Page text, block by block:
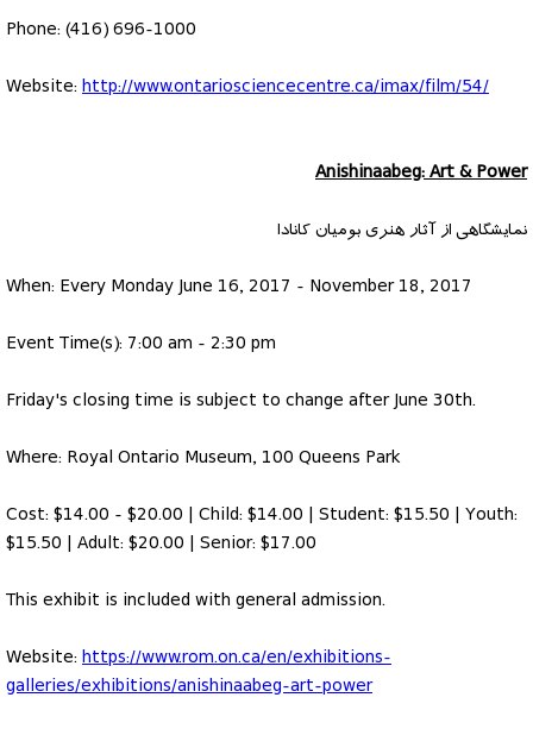
Phone: (416) 696-1000
Website:http://www.ontariosciencecentre.ca/imax/film/54/
Anishinaabeg: Art & Power
نمایشگاهی از آثار هنری بومیان کانادا
When: Every Monday June 16, 2017 - November 18, 2017
Event Time(s): 7:00 am - 2:30 pm
Friday's closing time is subject to change after June 30th.
Where: Royal Ontario Museum, 100 Queens Park
Cost: $14.00 - $20.00 | Child: $14.00 | Student: $15.50 | Youth:
$15.50 | Adult: $20.00 | Senior: $17.00
This exhibit is included with general admission.
Website:https://www.rom.on.ca/en/exhibitions-
galleries/exhibitions/anishinaabeg-art-power